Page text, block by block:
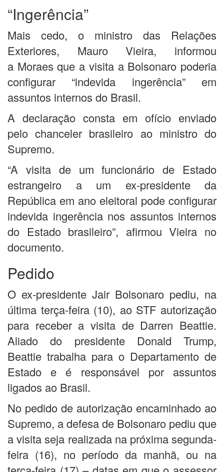
“Ingerência”
Mais cedo, o ministro das Relações
Exteriores, Mauro Vieira, informou
a Moraes que a visita a Bolsonaro poderia
configurar “indevida ingerência” em
assuntos internos do Brasil.
A declaração consta em ofício enviado
pelo chanceler brasileiro ao ministro do
Supremo.
“A visita de um funcionário de Estado
estrangeiro a um ex-presidente da
República em ano eleitoral pode configurar
indevida ingerência nos assuntos internos
do Estado brasileiro”, afirmou Vieira no
documento.
Pedido
O ex-presidente Jair Bolsonaro pediu, na
última terça-feira (10), ao STF autorização
para receber a visita de Darren Beattie.
Aliado do presidente Donald Trump,
Beattie trabalha para o Departamento de
Estado e é responsável por assuntos
ligados ao Brasil.
No pedido de autorização encaminhado ao
Supremo, a defesa de Bolsonaro pediu que
a visita seja realizada na próxima segunda-
feira (16), no período da manhã, ou na